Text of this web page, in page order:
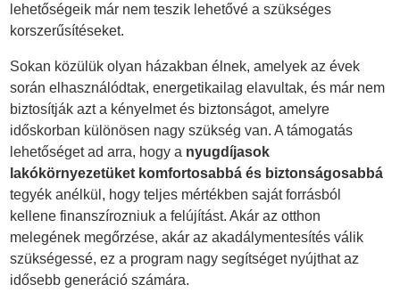
lehetőségeik már nem teszik lehetővé a szükséges
korszerűsítéseket.
Sokan közülük olyan házakban élnek, amelyek az évek
során elhasználódtak, energetikailag elavultak, és már nem
biztosítják azt a kényelmet és biztonságot, amelyre
időskorban különösen nagy szükség van. A támogatás
lehetőséget ad arra, hogy a nyugdíjasok
lakókörnyezetüket komfortosabbá és biztonságosabbá
tegyék anélkül, hogy teljes mértékben saját forrásból
kellene finanszírozniuk a felújítást. Akár az otthon
melegének megőrzése, akár az akadálymentesítés válik
szükségessé, ez a program nagy segítséget nyújthat az
idősebb generáció számára.